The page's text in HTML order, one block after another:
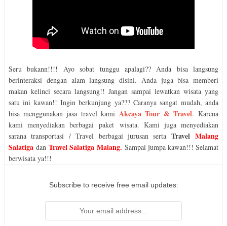
Seru bukann!!!! Ayo sobat tunggu apalagi?? Anda bisa langsung
berinteraksi dengan alam langsung disini. Anda juga bisa memberi
makan kelinci secara langsung!! Jangan sampai lewatkan wisata yang
satu ini kawan!! Ingin berkunjung ya??? Caranya sangat mudah, anda
bisa menggunakan jasa travel kami Akcaya Tour & Travel. Karena
kami menyediakan berbagaipaket wisata. Kami juga menyediakan
sarana transportasi / Travel berbagai jurusan serta Travel Malang
Salatiga danTravel Salatiga Malang. Sampai jumpa kawan!!! Selamat
berwisata ya!!!
Subscribe to receive free email updates: